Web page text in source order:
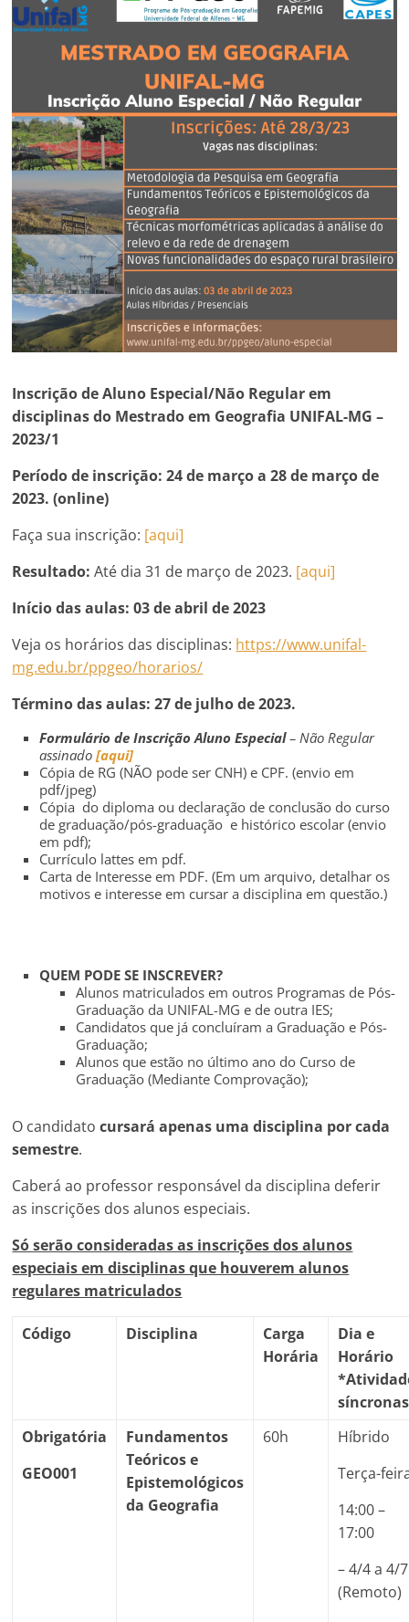
Inscrição de Aluno Especial/Não Regular em
disciplinas do Mestrado em Geografia UNIFAL-MG –
2023/1
Período de inscrição: 24 de março a 28 de março de
2023. (online)
Faça sua inscrição: [aqui]
Resultado: Até dia 31 de março de 2023. [aqui]
Início das aulas: 03 de abril de 2023
Veja os horários das disciplinas: https://www.unifal-
mg.edu.br/ppgeo/horarios/
Término das aulas: 27 de julho de 2023.
Formulário de Inscrição Aluno Especial– Não Regular
assinado [aqui]
Cópia de RG (NÃO pode ser CNH) e CPF. (envio em
pdf/jpeg)
Cópia do diploma ou declaração de conclusão do curso
de graduação/pós-graduação e histórico escolar (envio
em pdf);
Currículo lattes em pdf.
Carta de Interesse em PDF. (Em um arquivo, detalhar os
motivos e interesse em cursar a disciplina em questão.)
QUEM PODE SE INSCREVER?
Alunos matriculados em outros Programas de Pós-
Graduação da UNIFAL-MG e de outra IES;
Candidatos que já concluíram a Graduação e Pós-
Graduação;
Alunos que estão no último ano do Curso de
Graduação (Mediante Comprovação);
O candidatocursará apenas uma disciplina por cada
semestre.
Caberá ao professor responsável da disciplina deferir
as inscrições dos alunos especiais.
Só serão consideradas as inscrições dos alunos
especiais em disciplinas que houverem alunos
regulares matriculados
Código Disciplina
Carga
Horária
Dia e
Horário
síncronas
Obrigatória
GEO001
Fundamentos
Teóricos e
Epistemológicos
da Geografia
60h
Híbrido
Terça-
14:00 –
17:00
– 4/4 a 4/7
(Remoto)